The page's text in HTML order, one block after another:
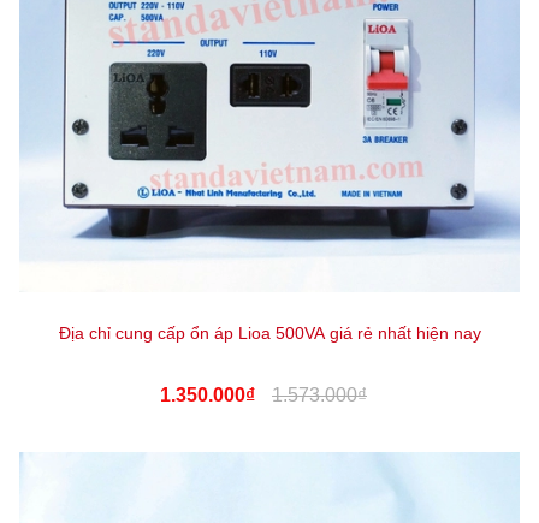
Địa chỉ cung cấp ổn áp Lioa 500VA giá rẻ nhất hiện nay
1.350.000₫ 1.573.000₫